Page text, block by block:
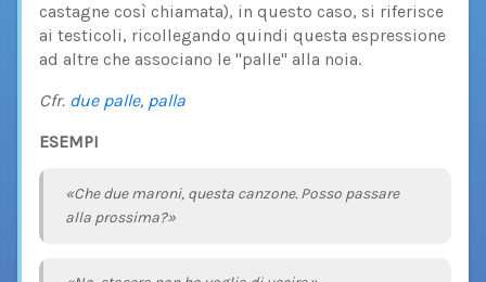
castagne così chiamata), in questo caso, si riferisce
ai testicoli, ricollegando quindi questa espressione
ad altre che associano le "palle" alla noia.
Cfr. due palle, palla
ESEMPI
«Che due maroni, questa canzone. Posso passare
alla prossima?»